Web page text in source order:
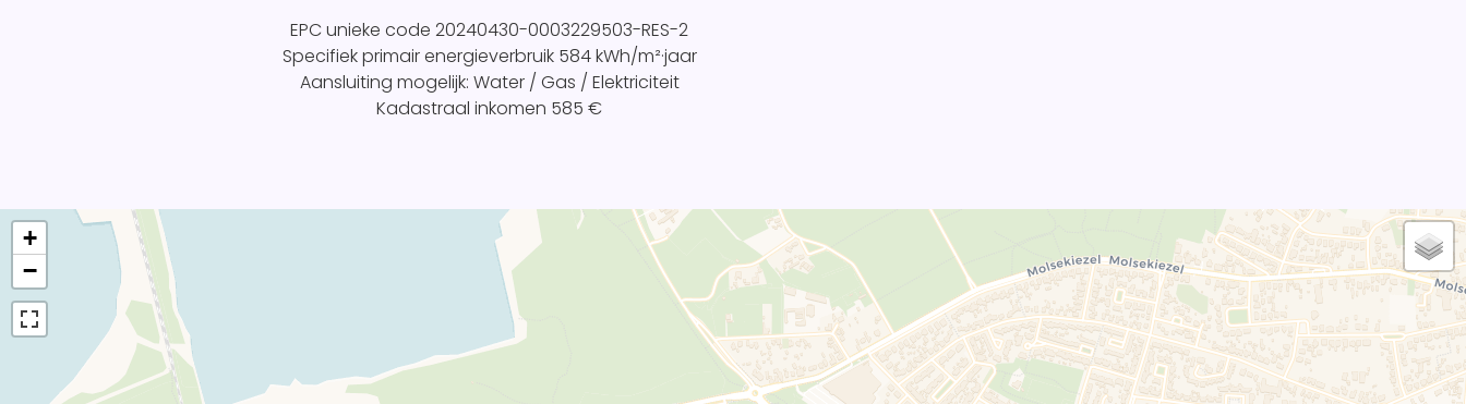
EPC unieke code20240430-0003229503-RES-2
Specifiek primair energieverbruik 584 kWh/m²·jaar
Aansluiting mogelijk: Water / Gas / Elektriciteit
Kadastraal inkomen 585 €
+
−